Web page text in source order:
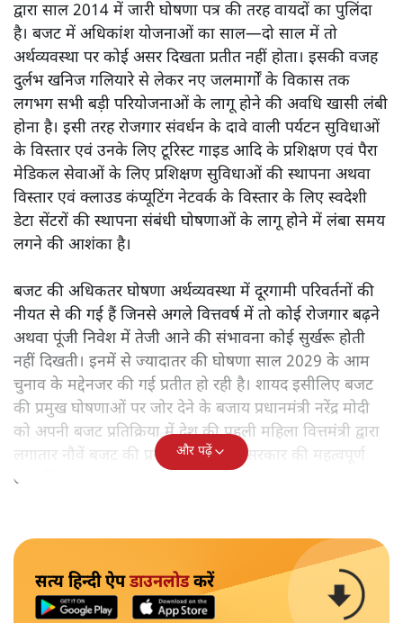
द्वारा साल 2014 में जारी घोषणा पत्र की तरह वायदों का पुलिंदा
है। बजट में अधिकांश योजनाओं का साल—दो साल में तो
अर्थव्यवस्था पर कोई असर दिखता प्रतीत नहीं होता। इसकी वजह
दुर्लभ खनिज गलियारे से लेकर नए जलमार्गों के विकास तक
लगभग सभी बड़ी परियोजनाओं के लागू होने की अवधि खासी लंबी
होना है। इसी तरह रोजगार संवर्धन के दावे वाली पर्यटन सुविधाओं
के विस्तार एवं उनके लिए टूरिस्ट गाइड आदि के प्रशिक्षण एवं पैरा
मेडिकल सेवाओं के लिए प्रशिक्षण सुविधाओं की स्थापना अथवा
विस्तार एवं क्लाउड कंप्यूटिंग नेटवर्क के विस्तार के लिए स्वदेशी
डेटा सेंटरों की स्थापना संबंधी घोषणाओं के लागू होने में लंबा समय
लगने की आशंका है।
बजट की अधिकतर घोषणा अर्थव्यवस्था में दूरगामी परिवर्तनों की
नीयत से की गई हैं जिनसे अगले वित्तवर्ष में तो कोई रोजगार बढ़ने
अथवा पूंजी निवेश में तेजी आने की संभावना कोई सुर्खरू होती
नहीं दिखती। इनमें से ज्यादातर की घोषणा साल 2029 के आम
चुनाव के मद्देनजर की गई प्रतीत हो रही है। शायद इसीलिए बजट
की प्रमुख घोषणाओं पर जोर देने के बजाय प्रधानमंत्री नरेंद्र मोदी
को अपनी बजट प्रतिक्रिया में देश की पहली महिला वित्तमंत्री द्वारा
लगातार नौवें बजट की प्रस्तुति को अपनी सरकार की महत्वपूर्ण
उपलब्धि बताने पर मजबूर होना पड़ा।
और पढ़ें
सत्य हिन्दी ऐपडाउनलोडकरें